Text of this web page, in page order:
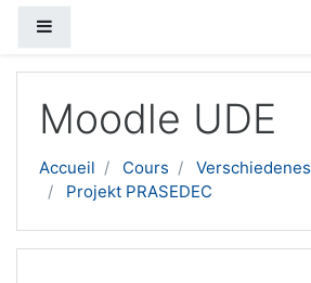
Moodle UDE
Accueil Cours
Verschiedenes
Projekt PRASEDEC